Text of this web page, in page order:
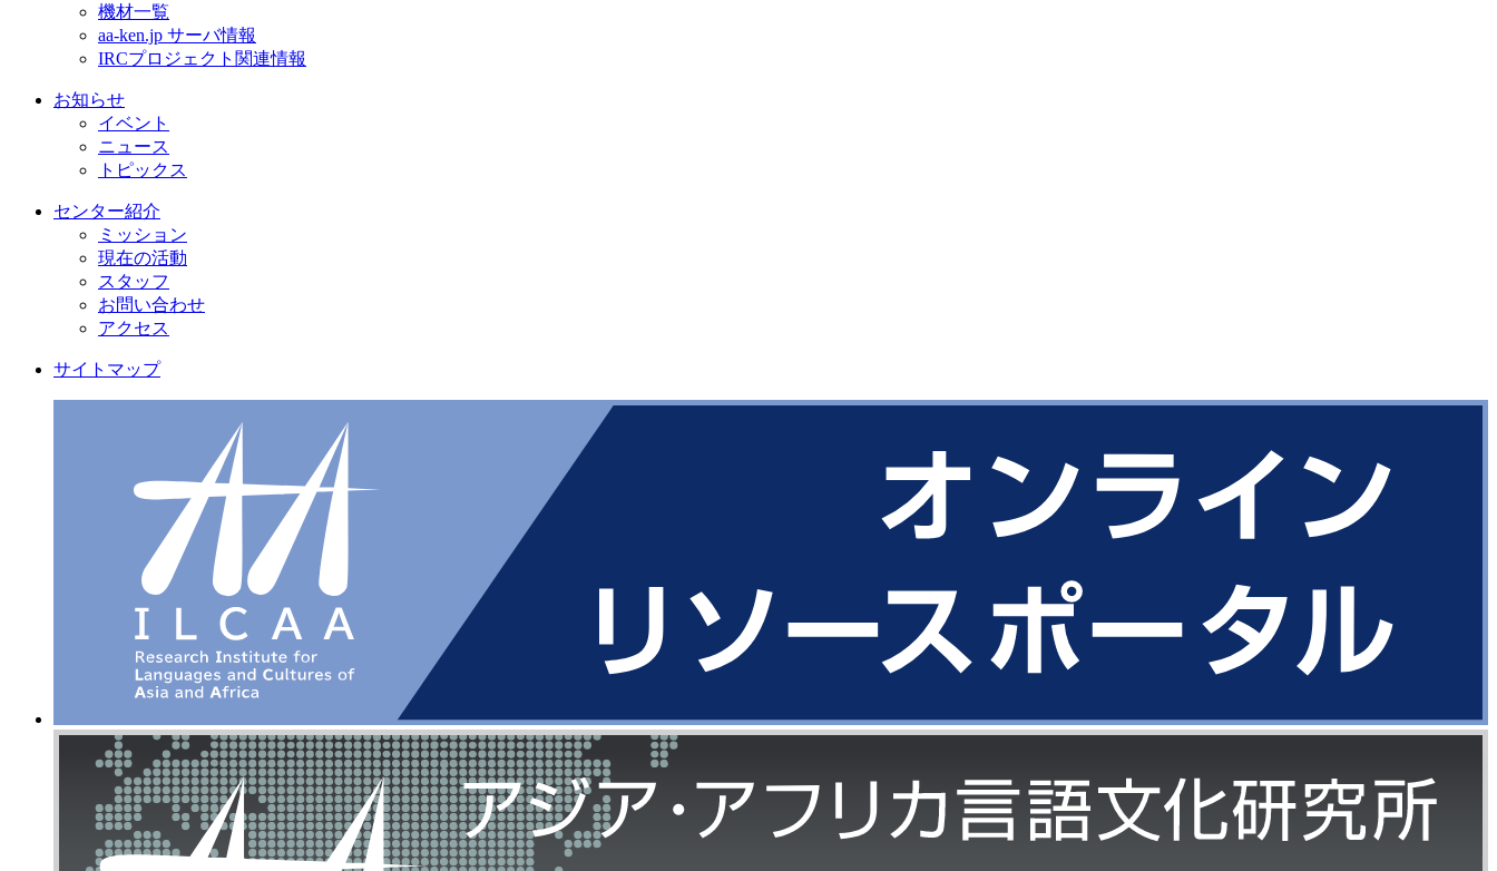
機材一覧
aa-ken.jp サーバ情報
IRCプロジェクト関連情報
お知らせ
イベント
ニュース
トピックス
センター紹介
ミッション
現在の活動
スタッフ
お問い合わせ
アクセス
サイトマップ